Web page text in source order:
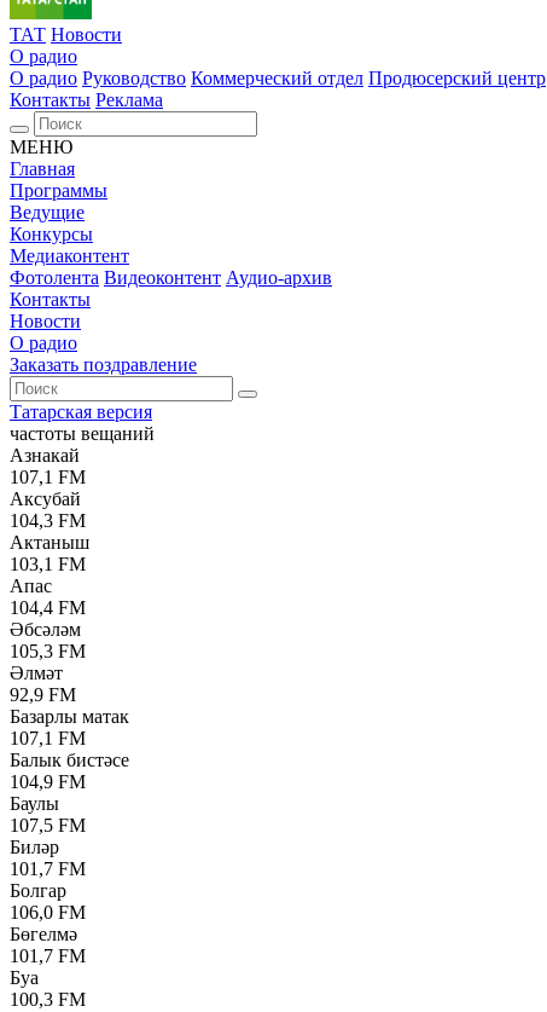
ТАТ Новости
О радио
О радио Руководство Коммерческий отдел Продюсерский центр
Контакты Реклама
МЕНЮ
Главная
Программы
Ведущие
Конкурсы
Медиаконтент
Фотолента Видеоконтент Аудио-архив
Контакты
Новости
О радио
Заказать поздравление
Татарская версия
частоты вещаний
Азнакай
107,1 FM
Аксубай
104,3 FM
Актаныш
103,1 FM
Апас
104,4 FM
Әбсәләм
105,3 FM
Әлмәт
92,9 FM
Базарлы матак
107,1 FM
Балык бистәсе
104,9 FM
Баулы
107,5 FM
Биләр
101,7 FM
Болгар
106,0 FM
Бөгелмә
101,7 FM
Буа
100,3 FM